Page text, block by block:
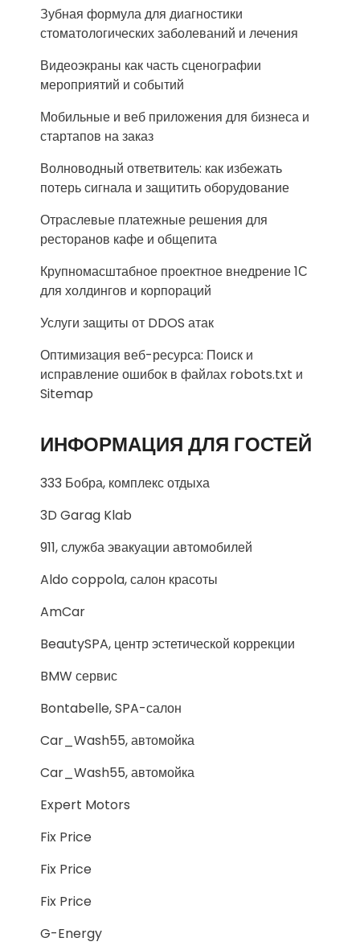
Зубная формула для диагностики
стоматологических заболеваний и лечения
Видеоэкраны как часть сценографии
мероприятий и событий
Мобильные и веб приложения для бизнеса и
стартапов на заказ
Волноводный ответвитель: как избежать
потерь сигнала и защитить оборудование
Отраслевые платежные решения для
ресторанов кафе и общепита
Крупномасштабное проектное внедрение 1С
для холдингов и корпораций
Услуги защиты от DDOS атак
Оптимизация веб-ресурса: Поиск и
исправление ошибок в файлах robots.txt и
Sitemap
ИНФОРМАЦИЯ ДЛЯ ГОСТЕЙ
333 Бобра, комплекс отдыха
3D Garag Klab
911, служба эвакуации автомобилей
Aldo coppola, салон красоты
AmCar
BeautySPA, центр эстетической коррекции
BMW сервис
Bontabelle, SPA-салон
Car_Wash55, автомойка
Car_Wash55, автомойка
Expert Motors
Fix Price
Fix Price
Fix Price
G-Energy